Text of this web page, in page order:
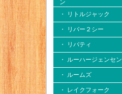
ン
・ リトルジャック
・ リバー２シー
・ リバティ
・ ルーハージェンセン
・ ルームズ
・ レイクフォーク